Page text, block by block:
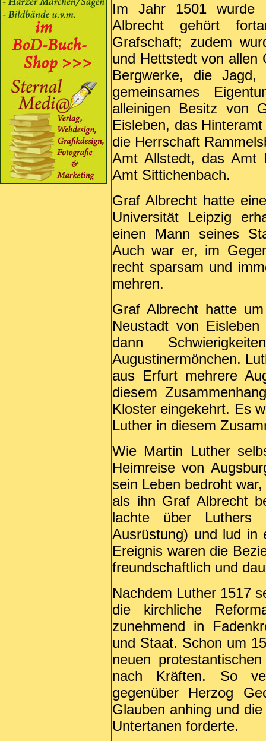
Im Jahr 1501 wurde
Albrecht gehört
Grafschaft; zudem
und Hettstedt von allen
Bergwerke, die
gemeinsames
alleinigen Besitz von
Eisleben, das
die Herrschaft
Amt Allstedt, das Amt
Amt Sittichenbach.
Graf Albrecht hatte
Universität Leipzig
einen Mann seines
Auch war er, im
recht sparsam und
mehren.
Graf Albrecht hatte
Neustadt von
dann
Augustinermönchen.
aus Erfurt mehrere
diesem
Kloster eingekehrt. Es
Luther in diesem
Wie Martin Luther
Heimreise von
sein Leben bedroht
als ihn Graf Albrecht
lachte über Luthers
Ausrüstung) und lud in
Ereignis waren die
freundschaftlich und
Nachdem Luther 1517
die kirchliche
zunehmend in
und Staat. Schon um
neuen
nach Kräften. So
gegenüber Herzog
Glauben anhing und
Untertanen forderte.